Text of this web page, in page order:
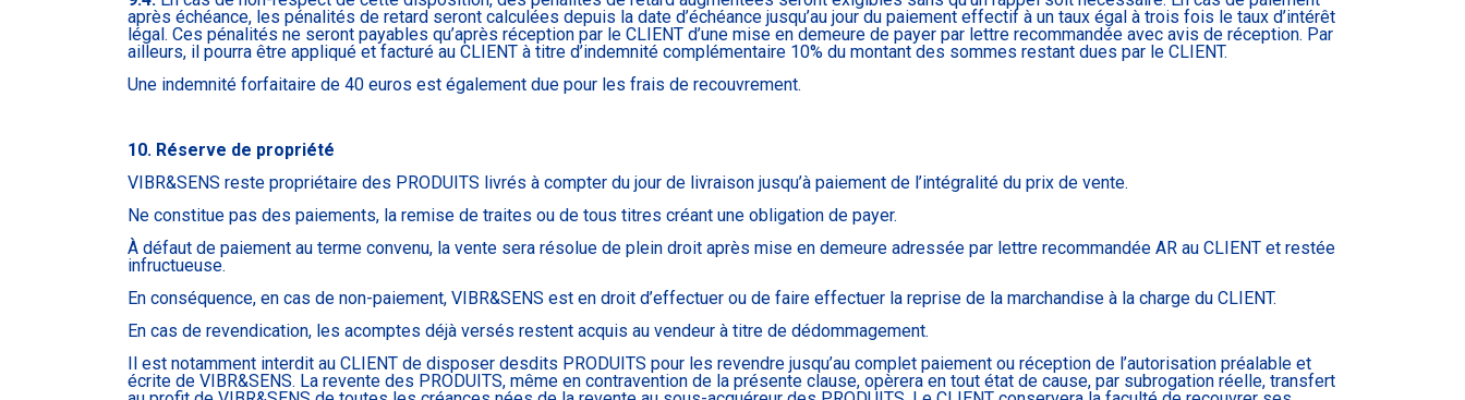
après échéance, les pénalités de retard seront calculées depuis la date d’échéance jusqu’au jour du paiement effectif à un taux égal à trois fois le taux d’intérêt
légal. Ces pénalités ne seront payables qu’après réception par le CLIENT d’une mise en demeure de payer par lettre recommandée avec avis de réception. Par
ailleurs, il pourra être appliqué et facturé au CLIENT à titre d’indemnité complémentaire 10% du montant des sommes restant dues par le CLIENT.
Une indemnité forfaitaire de 40 euros est également due pour les frais de recouvrement.
10. Réserve de propriété
VIBR&SENS reste propriétaire des PRODUITS livrés à compter du jour de livraison jusqu’à paiement de l’intégralité du prix de vente.
Ne constitue pas des paiements, la remise de traites ou de tous titres créant une obligation de payer.
À défaut de paiement au terme convenu, la vente sera résolue de plein droit après mise en demeure adressée par lettre recommandée AR au CLIENT et restée
infructueuse.
En conséquence, en cas de non-paiement, VIBR&SENS est en droit d’effectuer ou de faire effectuer la reprise de la marchandise à la charge du CLIENT.
En cas de revendication, les acomptes déjà versés restent acquis au vendeur à titre de dédommagement.
Il est notamment interdit au CLIENT de disposer desdits PRODUITS pour les revendre jusqu’au complet paiement ou réception de l’autorisation préalable et
écrite de VIBR&SENS. La revente des PRODUITS, même en contravention de la présente clause, opèrera en tout état de cause, par subrogation réelle, transfert